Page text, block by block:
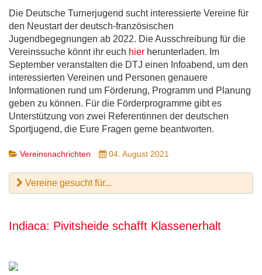
Die Deutsche Turnerjugend sucht interessierte Vereine für
den Neustart der deutsch-französischen
Jugendbegegnungen ab 2022. Die Ausschreibung für die
Vereinssuche könnt ihr euch hier herunterladen. Im
September veranstalten die DTJ einen Infoabend, um den
interessierten Vereinen und Personen genauere
Informationen rund um Förderung, Programm und Planung
geben zu können. Für die Förderprogramme gibt es
Unterstützung von zwei Referentinnen der deutschen
Sportjugend, die Eure Fragen gerne beantworten.
Vereinsnachrichten 04. August 2021
Vereine gesucht für...
Indiaca: Pivitsheide schafft Klassenerhalt